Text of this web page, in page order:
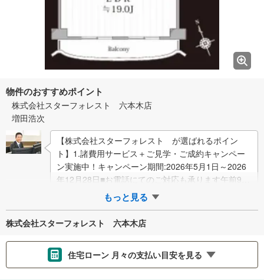
物件のおすすめポイント
株式会社スターフォレスト 六本木店
増田浩次
【株式会社スターフォレスト が選ばれるポイン
ト】1.諸費用サービス＋ご見学・ご成約キャンペー
ン実施中！キャンペーン期間:2026年5月1日～2026
年12月28日■お電話にてのご対応も承ります午前9時
～午後20時この時間帯は、お電…
もっと見る
株式会社スターフォレスト 六本木店
住宅ローン 月々の支払い目安を見る